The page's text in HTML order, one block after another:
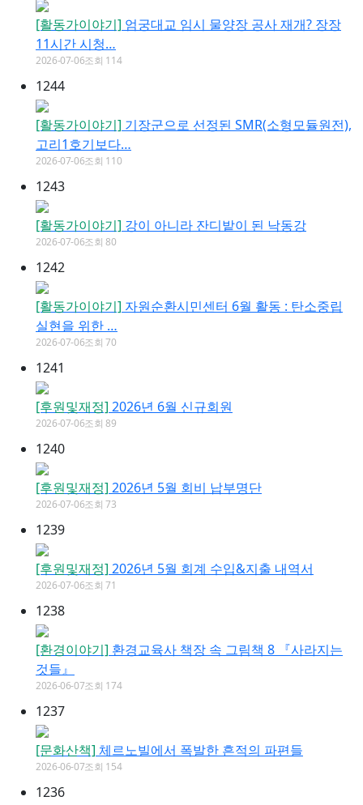
[활동가이야기] 엄궁대교 임시 물양장 공사 재개? 장장
11시간 시청…
2026-07-06조회 114
1244
[활동가이야기] 기장군으로 선정된 SMR(소형모듈원전),
고리1호기보다…
2026-07-06조회 110
1243
[활동가이야기] 강이 아니라 잔디밭이 된 낙동강
2026-07-06조회 80
1242
[활동가이야기] 자원순환시민센터 6월 활동 : 탄소중립
실현을 위한 …
2026-07-06조회 70
1241
[후원및재정] 2026년 6월 신규회원
2026-07-06조회 89
1240
[후원및재정] 2026년 5월 회비 납부명단
2026-07-06조회 73
1239
[후원및재정] 2026년 5월 회계 수입&지출 내역서
2026-07-06조회 71
1238
[환경이야기] 환경교육사 책장 속 그림책 8 『사라지는
것들』
2026-06-07조회 174
1237
[문화산책] 체르노빌에서 폭발한 흔적의 파편들
2026-06-07조회 154
1236